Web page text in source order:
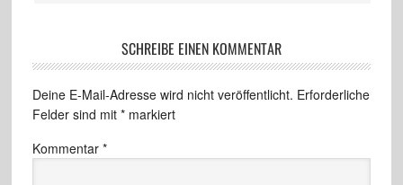
SCHREIBE EINEN KOMMENTAR
Deine E-Mail-Adresse wird nicht veröffentlicht. Erforderliche
Felder sind mit *markiert
Kommentar *